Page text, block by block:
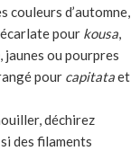
couleurs d’automne,
pour kousa,
, jaunes ou pourpres
pour capitataet
déchirez
des filaments